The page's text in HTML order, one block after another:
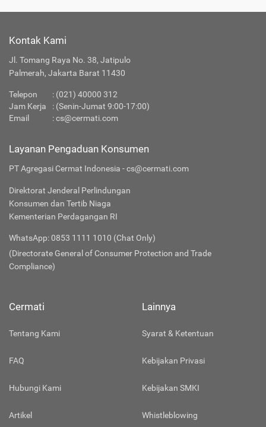
Kontak Kami
Jl. Tomang Raya No. 38, Jatipulo
Palmerah, Jakarta Barat 11430
Telepon : (021) 40000 312
Jam Kerja
: (Senin-Jumat 9:00-17:00)
Email
:cs@cermati.com
Layanan Pengaduan Konsumen
PT Agregasi Cermat Indonesia - cs@cermati.com
Direktorat Jenderal Perlindungan
Konsumen dan Tertib Niaga
Kementerian Perdagangan RI
WhatsApp: 0853 1111 1010 (Chat Only)
(Directorate General of Consumer Protection and Trade
Compliance)
Cermati
Tentang Kami
FAQ
Hubungi Kami
Artikel
Lainnya
Syarat & Ketentuan
Kebijakan Privasi
Kebijakan SMKI
Whistleblowing